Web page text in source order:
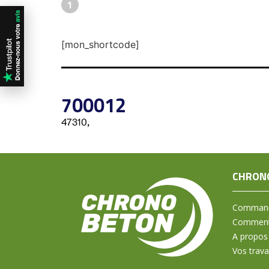
1
[mon_shortcode]
700012
47310,
A propos
Vos